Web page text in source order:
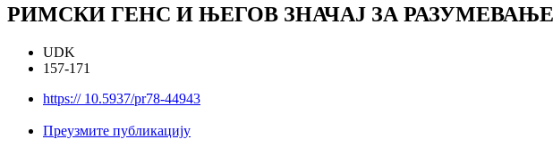
РИМСКИ ГЕНС И ЊЕГОВ ЗНАЧАЈ ЗА
UDK
157-171
https:// 10.5937/pr78-44943
Преузмите публикацију